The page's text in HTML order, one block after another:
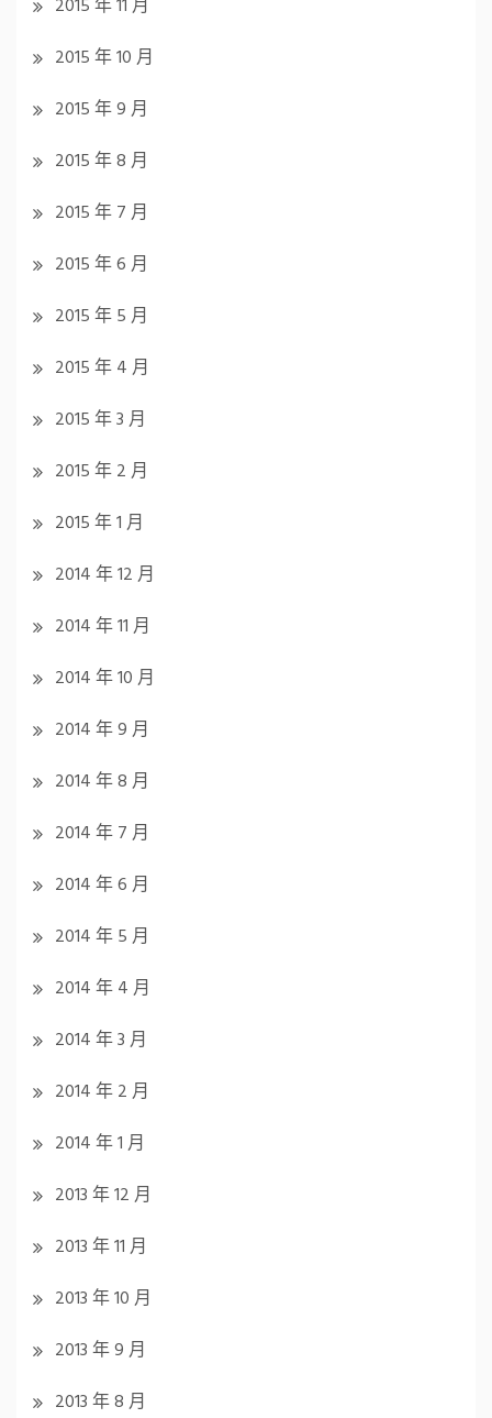
2015 年 11 月
2015 年 10 月
2015 年 9 月
2015 年 8 月
2015 年 7 月
2015 年 6 月
2015 年 5 月
2015 年 4 月
2015 年 3 月
2015 年 2 月
2015 年 1 月
2014 年 12 月
2014 年 11 月
2014 年 10 月
2014 年 9 月
2014 年 8 月
2014 年 7 月
2014 年 6 月
2014 年 5 月
2014 年 4 月
2014 年 3 月
2014 年 2 月
2014 年 1 月
2013 年 12 月
2013 年 11 月
2013 年 10 月
2013 年 9 月
2013 年 8 月